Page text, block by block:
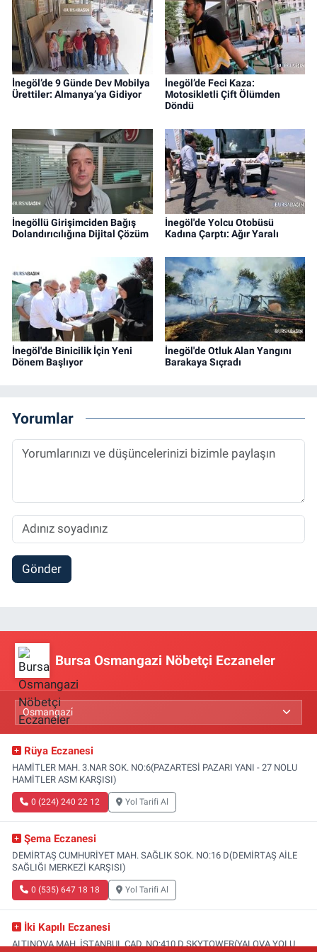
İnegöl’de 9 Günde Dev Mobilya
Ürettiler: Almanya’ya Gidiyor
İnegöl’de Feci Kaza:
Motosikletli Çift Ölümden
Döndü
İnegöllü Girişimciden Bağış
Dolandırıcılığına Dijital Çözüm
İnegöl'de Yolcu Otobüsü
Kadına Çarptı: Ağır Yaralı
İnegöl'de Binicilik İçin Yeni
Dönem Başlıyor
İnegöl'de Otluk Alan Yangını
Barakaya Sıçradı
Yorumlar
Gönder
Bursa Osmangazi Nöbetçi Eczaneler
Rüya Eczanesi
HAMİTLER MAH. 3.NAR SOK. NO:6(PAZARTESİ PAZARI YANI - 27 NOLU
HAMİTLER ASM KARŞISI)
0 (224) 240 22 12 Yol Tarifi Al
Şema Eczanesi
DEMİRTAŞ CUMHURİYET MAH. SAĞLIK SOK. NO:16 D(DEMİRTAŞ AİLE
SAĞLIĞI MERKEZİ KARŞISI)
0 (535) 647 18 18 Yol Tarifi Al
İki Kapılı Eczanesi
ALTINOVA MAH. İSTANBUL CAD. NO:410 D SKYTOWER(YALOVA YOLU